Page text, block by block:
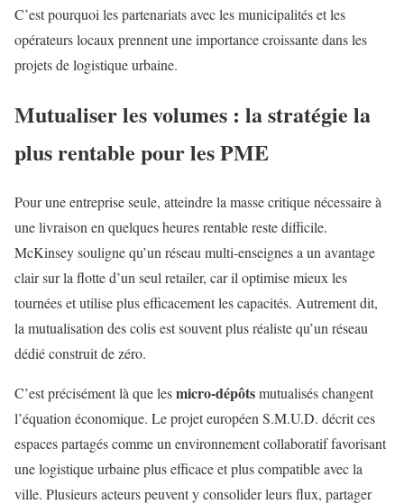
C’est pourquoi les partenariats avec les municipalités et les
opérateurs locaux prennent une importance croissante dans les
projets de logistique urbaine.
Mutualiser les volumes : la stratégie la
plus rentable pour les PME
Pour une entreprise seule, atteindre la masse critique nécessaire à
une livraison en quelques heures rentable reste difficile.
McKinsey souligne qu’un réseau multi-enseignes a un avantage
clair sur la flotte d’un seul retailer, car il optimise mieux les
tournées et utilise plus efficacement les capacités. Autrement dit,
la mutualisation des colis est souvent plus réaliste qu’un réseau
dédié construit de zéro.
C’est précisément là que lesmicro-dépôtsmutualisés changent
l’équation économique. Le projet européen S.M.U.D. décrit ces
espaces partagés comme un environnement collaboratif favorisant
une logistique urbaine plus efficace et plus compatible avec la
ville. Plusieurs acteurs peuvent y consolider leurs flux, partager